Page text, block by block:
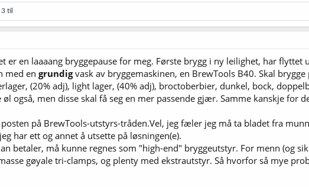
til
er en laaaang bryggepause for meg. Første brygg i ny leilighet, har flyttet
med en grundigvask av bryggemaskinen, en BrewTools B40. Skal
(20% adj), light lager, (40% adj), broctoberbier, dunkel, bock,
også, men disse skal få seg en mer passende gjær. Samme kanskje for
på BrewTools-utstyrs-tråden.Vel, jeg fæler jeg må ta bladet fra
har ett og annet å utsette på løsningen(e).
betaler, må kunne regnes som "high-end" bryggeutstyr. For menn (og
gøyale tri-clamps, og plenty med ekstrautstyr. Så hvorfor så mye